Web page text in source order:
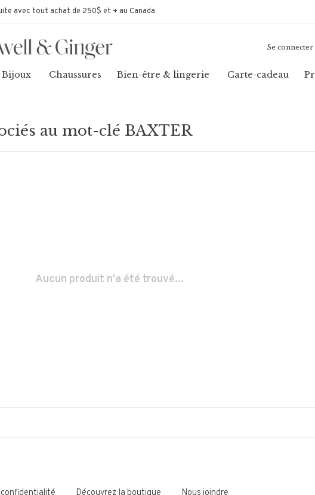
avec tout achat de 250$ et + au Canada
Bijoux Chaussures Bien-être & lingerie Carte-cadeau
Se
au mot-clé BAXTER
Aucun produit n'a été trouvé...